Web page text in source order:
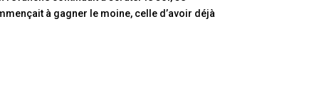
à gagner le moine, celle d’avoir déjà